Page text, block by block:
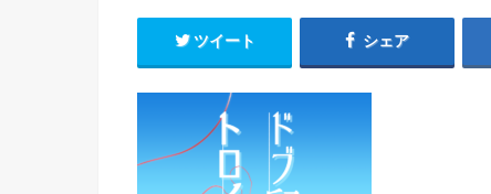
ツイート シェア